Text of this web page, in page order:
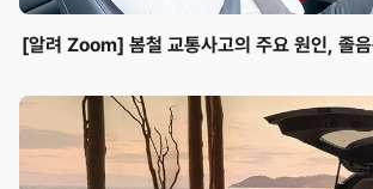
[알려 Zoom] 봄철 교통사고의 주요 원인, 졸